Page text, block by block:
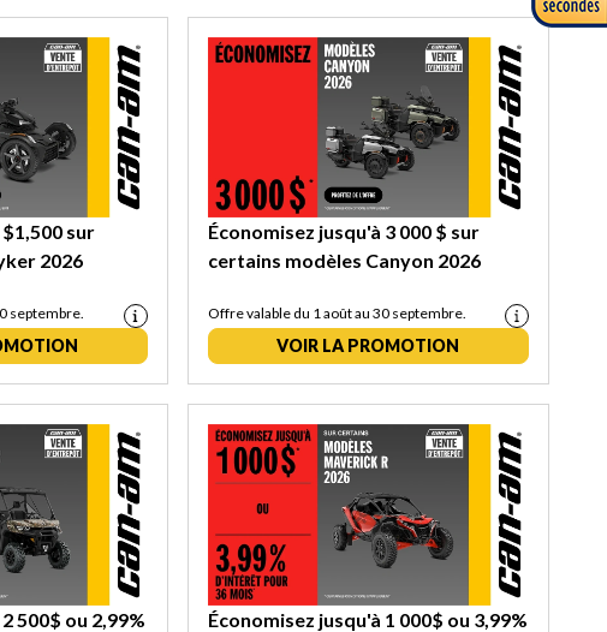
sur
2026
septembre.
Économisez jusqu'à 3 000 $ sur
certains modèles Canyon 2026
Offre valable du 1 août au 30 septembre.
VOIR LA PROMOTION
500$ ou 2,99%
Économisez jusqu'à 1 000$ ou 3,99%